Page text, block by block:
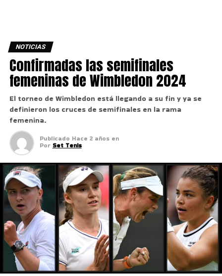
NOTICIAS
Confirmadas las semifinales
femeninas de Wimbledon 2024
El torneo de Wimbledon está llegando a su fin y ya se
definieron los cruces de semifinales en la rama
femenina.
Publicado Hace 2 años en
Por Set Tenis